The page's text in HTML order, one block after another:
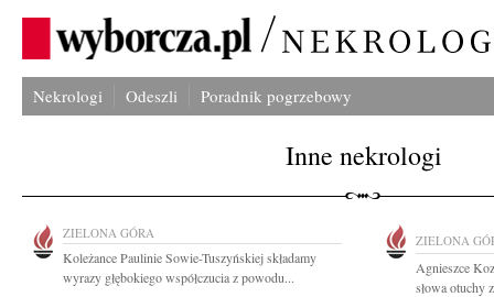
Nekrologi Odeszli Poradnik pogrzebowy
Inne nekrologi
ZIELONA GÓRA
Koleżance Paulinie Sowie-Tuszyńskiej składamy
wyrazy głębokiego współczucia z powodu...
ZIELONA
Agnieszce
słowa otuchy